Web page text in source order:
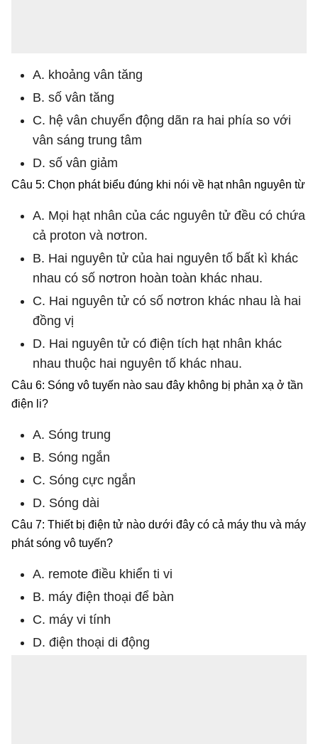
A. khoảng vân tăng
B. số vân tăng
C. hệ vân chuyển động dãn ra hai phía so với
vân sáng trung tâm
D. số vân giảm
Câu 5: Chọn phát biểu đúng khi nói về hạt nhân nguyên từ
A. Mọi hạt nhân của các nguyên tử đều có chứa
cả proton và nơtron.
B. Hai nguyên tử của hai nguyên tố bất kì khác
nhau có số nơtron hoàn toàn khác nhau.
C. Hai nguyên tử có số nơtron khác nhau là hai
đồng vị
D. Hai nguyên tử có điện tích hạt nhân khác
nhau thuộc hai nguyên tố khác nhau.
Câu 6: Sóng vô tuyến nào sau đây không bị phản xạ ở tần
điện li?
A. Sóng trung
B. Sóng ngắn
C. Sóng cực ngắn
D. Sóng dài
Câu 7: Thiết bị điện tử nào dưới đây có cả máy thu và máy
phát sóng vô tuyến?
A. remote điều khiển ti vi
B. máy điện thoại để bàn
C. máy vi tính
D. điện thoại di động